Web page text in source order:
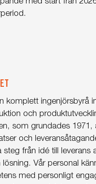
med start från
komplett ingenjörsbyrå
och
som grundades 1971,
och
steg från idé till leverans
Vår personal
med personligt